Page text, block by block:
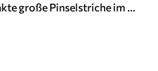
Abstrakte große Pinselstriche im modernen Stil